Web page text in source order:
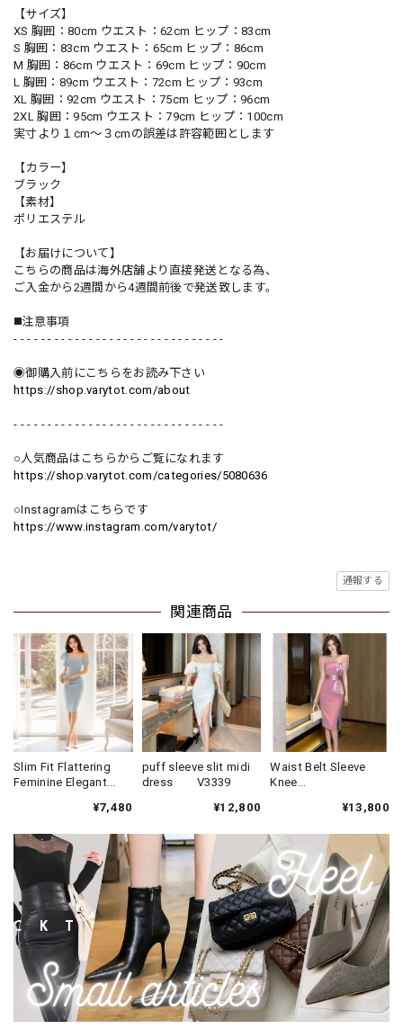
【サイズ】
XS 胸囲：80cm ウエスト：62cm ヒップ：83cm
S 胸囲：83cm ウエスト：65cm ヒップ：86cm
M 胸囲：86cm ウエスト：69cm ヒップ：90cm
L 胸囲：89cm ウエスト：72cm ヒップ：93cm
XL 胸囲：92cm ウエスト：75cm ヒップ：96cm
2XL 胸囲：95cm ウエスト：79cm ヒップ：100cm
実寸より１cm〜３cmの誤差は許容範囲とします
【カラー】
ブラック
【素材】
ポリエステル
【お届けについて】
こちらの商品は海外店舗より直接発送となる為、
ご入金から2週間から4週間前後で発送致します。
◼️注意事項
- - - - - - - - - - - - - - - - - - - - - - - - - - - - - - -
◉御購入前にこちらをお読み下さい
https://shop.varytot.com/about
- - - - - - - - - - - - - - - - - - - - - - - - - - - - - - -
○人気商品はこちらからご覧になれます
https://shop.varytot.com/categories/5080636
○Instagramはこちらです
https://www.instagram.com/varytot/
通報する
関連商品
Slim Fit Flattering
Feminine Elegant
Dress V2287¥7,480
puff sleeve slit midi
dress V3339
¥12,800
Waist Belt Sleeve
Knee
¥13,800